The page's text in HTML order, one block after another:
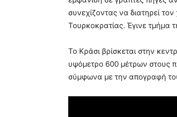
συνεχίζοντας να διατηρεί
Τουρκοκρατίας. Έγινε τμήμα
Το Κράσι βρίσκεται στην
υψόμετρο 600 μέτρων στους
σύμφωνα με την απογραφή